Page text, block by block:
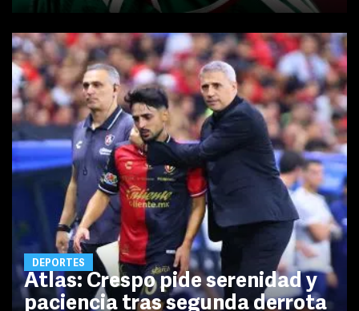
DEPORTES
Atlas: Crespo pide serenidad y
paciencia tras segunda derrota